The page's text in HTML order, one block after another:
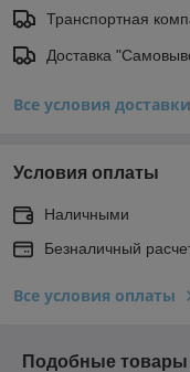
Транспортная
Доставка
Все условия доставки
Условия оплаты
Наличными
Безналичный
Все условия оплаты
Подобные товары